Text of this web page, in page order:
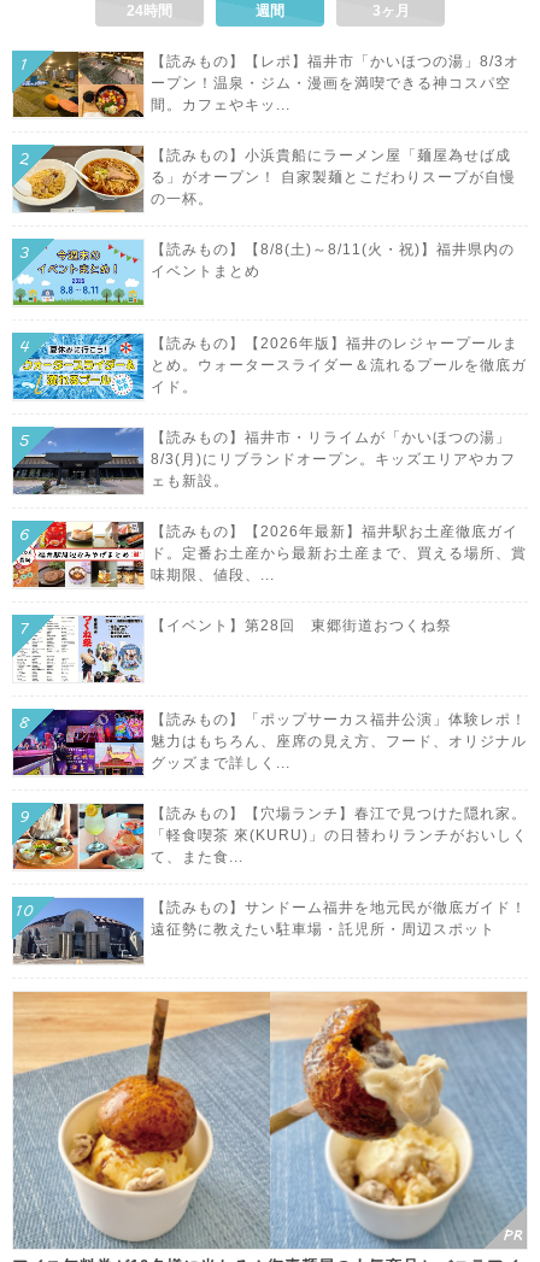
24時間 週間 3ヶ月
【読みもの】【レポ】福井市「かいほつの湯」8/3オ
ープン！温泉・ジム・漫画を満喫できる神コスパ空
間。カフェやキッ...
【読みもの】小浜貴船にラーメン屋「麺屋為せば成
る」がオープン！ 自家製麺とこだわりスープが自慢
の一杯。
【読みもの】【8/8(土)～8/11(火・祝)】福井県内の
イベントまとめ
【読みもの】【2026年版】福井のレジャープールま
とめ。ウォータースライダー＆流れるプールを徹底ガ
イド。
【読みもの】福井市・リライムが「かいほつの湯」
8/3(月)にリブランドオープン。キッズエリアやカフ
ェも新設。
【読みもの】【2026年最新】福井駅お土産徹底ガイ
ド。定番お土産から最新お土産まで、買える場所、賞
味期限、値段、...
【イベント】第28回 東郷街道おつくね祭
【読みもの】「ポップサーカス福井公演」体験レポ！
魅力はもちろん、座席の見え方、フード、オリジナル
グッズまで詳しく...
【読みもの】【穴場ランチ】春江で見つけた隠れ家。
「軽食喫茶 來(KURU)」の日替わりランチがおいしく
て、また食...
【読みもの】サンドーム福井を地元民が徹底ガイド！
遠征勢に教えたい駐車場・託児所・周辺スポット